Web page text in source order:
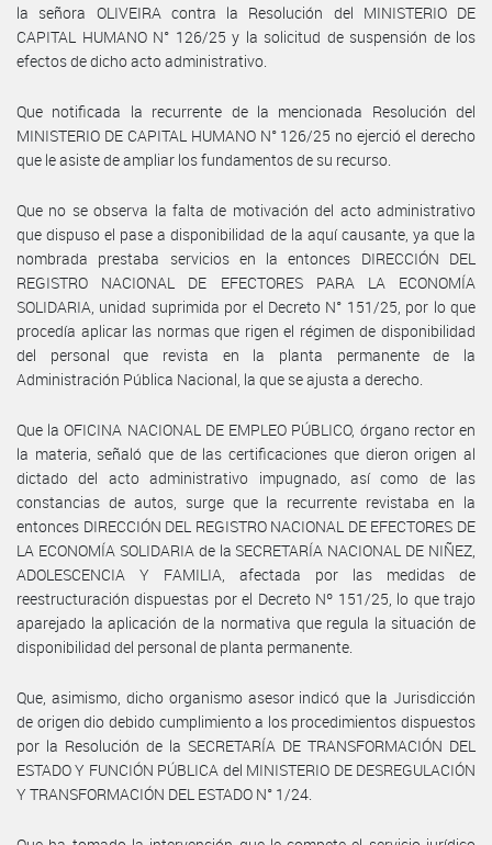
la señora OLIVEIRA contra la Resolución del MINISTERIO DE
CAPITAL HUMANO N° 126/25 y la solicitud de suspensión de los
efectos de dicho acto administrativo.
Que notificada la recurrente de la mencionada Resolución del
MINISTERIO DE CAPITAL HUMANO N° 126/25 no ejerció el derecho
que le asiste de ampliar los fundamentos de su recurso.
Que no se observa la falta de motivación del acto administrativo
que dispuso el pase a disponibilidad de la aquí causante, ya que la
nombrada prestaba servicios en la entonces DIRECCIÓN DEL
REGISTRO NACIONAL DE EFECTORES PARA LA ECONOMÍA
SOLIDARIA, unidad suprimida por el Decreto N° 151/25, por lo que
procedía aplicar las normas que rigen el régimen de disponibilidad
del personal que revista en la planta permanente de la
Administración Pública Nacional, la que se ajusta a derecho.
Que la OFICINA NACIONAL DE EMPLEO PÚBLICO, órgano rector en
la materia, señaló que de las certificaciones que dieron origen al
dictado del acto administrativo impugnado, así como de las
constancias de autos, surge que la recurrente revistaba en la
entonces DIRECCIÓN DEL REGISTRO NACIONAL DE EFECTORES DE
LA ECONOMÍA SOLIDARIA de la SECRETARÍA NACIONAL DE NIÑEZ,
ADOLESCENCIA Y FAMILIA, afectada por las medidas de
reestructuración dispuestas por el Decreto Nº 151/25, lo que trajo
aparejado la aplicación de la normativa que regula la situación de
disponibilidad del personal de planta permanente.
Que, asimismo, dicho organismo asesor indicó que la Jurisdicción
de origen dio debido cumplimiento a los procedimientos dispuestos
por la Resolución de la SECRETARÍA DE TRANSFORMACIÓN DEL
ESTADO Y FUNCIÓN PÚBLICA del MINISTERIO DE DESREGULACIÓN
Y TRANSFORMACIÓN DEL ESTADO N° 1/24.